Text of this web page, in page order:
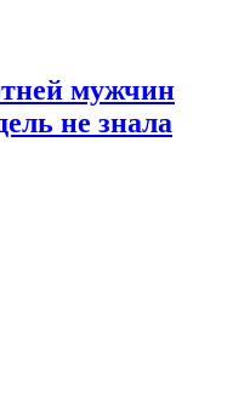
мужчин
не знала